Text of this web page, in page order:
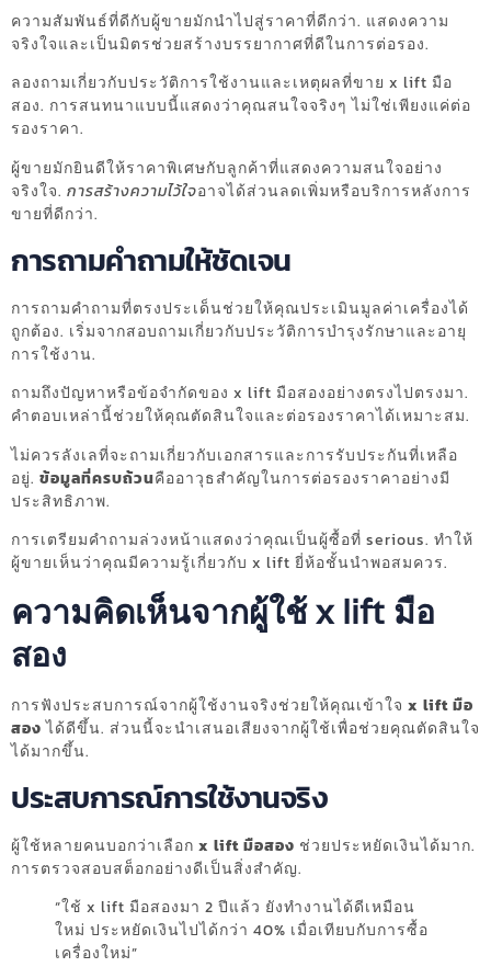
ความสัมพันธ์ที่ดีกับผู้ขายมักนำไปสู่ราคาที่ดีกว่า. แสดงความ
จริงใจและเป็นมิตรช่วยสร้างบรรยากาศที่ดีในการต่อรอง.
ลองถามเกี่ยวกับประวัติการใช้งานและเหตุผลที่ขาย x lift มือ
สอง. การสนทนาแบบนี้แสดงว่าคุณสนใจจริงๆ ไม่ใช่เพียงแค่ต่อ
รองราคา.
ผู้ขายมักยินดีให้ราคาพิเศษกับลูกค้าที่แสดงความสนใจอย่าง
จริงใจ. การสร้างความไว้ใจอาจได้ส่วนลดเพิ่มหรือบริการหลังการ
ขายที่ดีกว่า.
การถามคำถามให้ชัดเจน
การถามคำถามที่ตรงประเด็นช่วยให้คุณประเมินมูลค่าเครื่องได้
ถูกต้อง. เริ่มจากสอบถามเกี่ยวกับประวัติการบำรุงรักษาและอายุ
การใช้งาน.
ถามถึงปัญหาหรือข้อจำกัดของ x lift มือสองอย่างตรงไปตรงมา.
คำตอบเหล่านี้ช่วยให้คุณตัดสินใจและต่อรองราคาได้เหมาะสม.
ไม่ควรลังเลที่จะถามเกี่ยวกับเอกสารและการรับประกันที่เหลือ
อยู่. ข้อมูลที่ครบถ้วนคืออาวุธสำคัญในการต่อรองราคาอย่างมี
ประสิทธิภาพ.
การเตรียมคำถามล่วงหน้าแสดงว่าคุณเป็นผู้ซื้อที่ serious. ทำให้
ผู้ขายเห็นว่าคุณมีความรู้เกี่ยวกับ x lift ยี่ห้อชั้นนำพอสมควร.
ความคิดเห็นจากผู้ใช้ x lift มือ
สอง
การฟังประสบการณ์จากผู้ใช้งานจริงช่วยให้คุณเข้าใจ x lift มือ
สองได้ดีขึ้น. ส่วนนี้จะนำเสนอเสียงจากผู้ใช้เพื่อช่วยคุณตัดสินใจ
ได้มากขึ้น.
ประสบการณ์การใช้งานจริง
ผู้ใช้หลายคนบอกว่าเลือก x lift มือสอง ช่วยประหยัดเงินได้มาก.
การตรวจสอบสต็อกอย่างดีเป็นสิ่งสำคัญ.
“ใช้ x lift มือสองมา 2 ปีแล้ว ยังทำงานได้ดีเหมือน
ใหม่ ประหยัดเงินไปได้กว่า 40% เมื่อเทียบกับการซื้อ
เครื่องใหม่”